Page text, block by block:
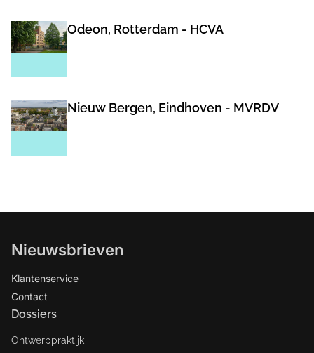
Odeon, Rotterdam - HCVA
Nieuw Bergen, Eindhoven - MVRDV
Nieuwsbrieven
Klantenservice
Contact
Dossiers
Ontwerppraktijk